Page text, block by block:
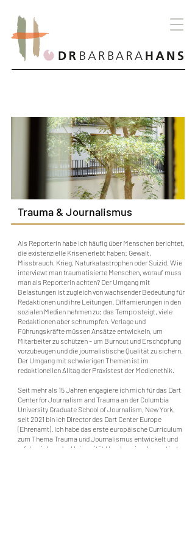
Trauma & Journalismus
Als Reporterin habe ich häufig über Menschen berichtet,
die existenzielle Krisen erlebt haben: Gewalt,
Missbrauch, Krieg, Naturkatastrophen oder Suizid. Wie
interviewt man traumatisierte Menschen, worauf muss
man als Reporterin achten? Der Umgang mit
Belastungen ist zugleich von wachsender Bedeutung für
Redaktionen und ihre Leitungen. Diffamierungen in den
sozialen Medien nehmen zu; das Tempo steigt, viele
Redaktionen aber schrumpfen. Verlage und
Führungskräfte müssen Ansätze entwickeln, um
Mitarbeiter zu schützen – um Burnout und Erschöpfung
vorzubeugen und die journalistische Qualität zu sichern.
Der Umgang mit schwierigen Themen ist im
redaktionellen Alltag der Praxistest der Medienethik.
Seit mehr als 15 Jahren engagiere ich mich für das Dart
Center for Journalism and Trauma an der Columbia
University Graduate School of Journalism, New York,
seit 2021 bin ich Director des Dart Center Europe
(Ehrenamt). Ich habe das erste europäische Curriculum
zum Thema Trauma und Journalismus entwickelt und
erfolgreich an der Universität Hamburg implementiert